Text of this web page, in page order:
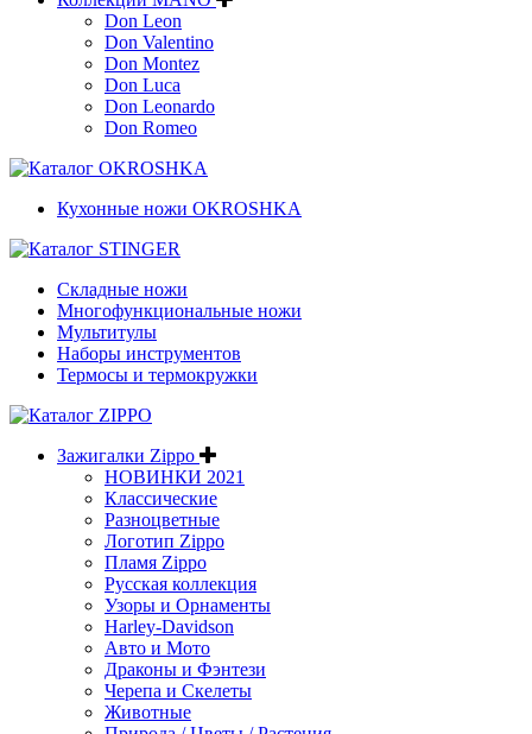
Don Leon
Don Valentino
Don Montez
Don Luca
Don Leonardo
Don Romeo
Кухонные ножи OKROSHKA
Складные ножи
Многофункциональные ножи
Мультитулы
Наборы инструментов
Термосы и термокружки
Зажигалки Zippo
НОВИНКИ 2021
Классические
Разноцветные
Логотип Zippo
Пламя Zippo
Русская коллекция
Узоры и Орнаменты
Harley-Davidson
Авто и Мото
Драконы и Фэнтези
Черепа и Скелеты
Животные